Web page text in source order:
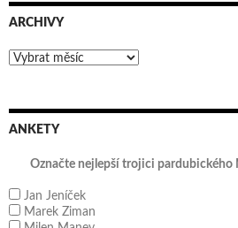
ARCHIVY
Archivy
ANKETY
Označte nejlepší trojici pardubického
Jan Jeníček
Marek Ziman